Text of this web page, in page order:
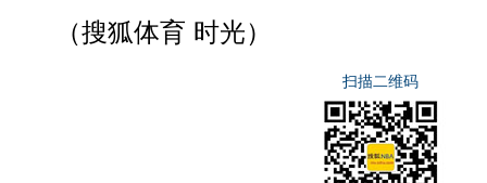
（搜狐体育 时光）
扫描二维码